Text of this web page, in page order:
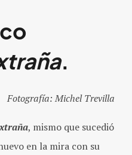
.
Fotografía: Michel Trevilla
, mismo que sucedió
en la mira con su